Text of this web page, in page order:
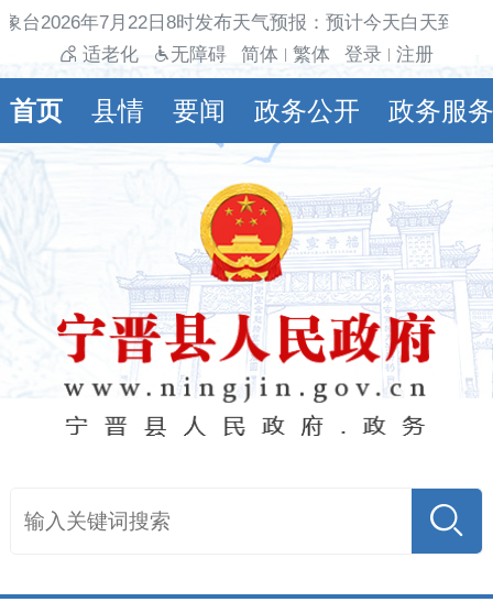
台2026年7月22日8时发布天气预报：预计今天白天到
适老化
无障碍 简体 繁体 登录 注册
首页 县情 要闻 政务公开 政务服务